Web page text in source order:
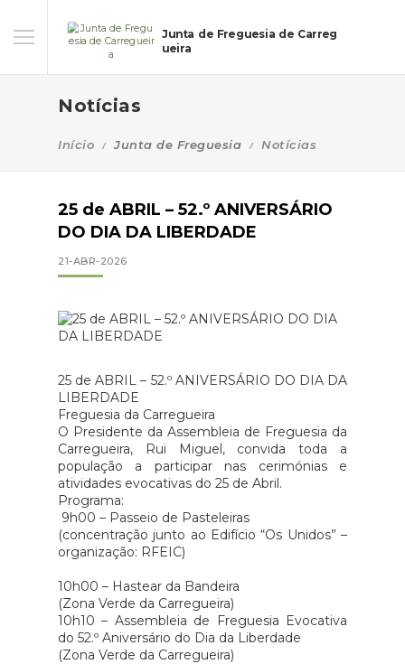
Junta de Freguesia de Carreg
ueira
Notícias
Início Junta de Freguesia Notícias
25 de ABRIL – 52.º ANIVERSÁRIO
DO DIA DA LIBERDADE
21-ABR-2026
25 de ABRIL – 52.º ANIVERSÁRIO DO DIA DA
LIBERDADE
Freguesia da Carregueira
O Presidente da Assembleia de Freguesia da
Carregueira, Rui Miguel, convida toda a
população a participar nas cerimónias e
atividades evocativas do 25 de Abril.
Programa:
9h00 – Passeio de Pasteleiras
(concentração junto ao Edifício “Os Unidos” –
organização: RFEIC)
10h00 – Hastear da Bandeira
(Zona Verde da Carregueira)
10h10 – Assembleia de Freguesia Evocativa
do 52.º Aniversário do Dia da Liberdade
(Zona Verde da Carregueira)